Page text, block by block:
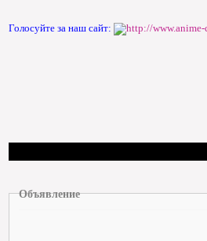
Голосуйте за наш сайт:
Объявление